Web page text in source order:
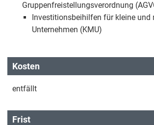
Gruppenfreistellungsverordnung
Investitionsbeihilfen für kleine und
Unternehmen (KMU)
Kosten
entfällt
Frist